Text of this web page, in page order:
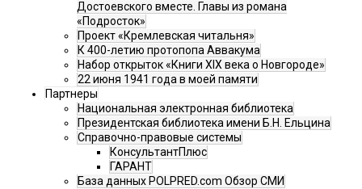
Достоевского вместе. Главы из романа
«Подросток»
Проект «Кремлевская читальня»
К 400-летию протопопа Аввакума
Набор открыток «Книги XIX века о Новгороде»
22 июня 1941 года в моей памяти
Партнеры
Национальная электронная библиотека
Президентская библиотека имени Б.Н. Ельцина
Справочно-правовые системы
КонсультантПлюс
ГАРАНТ
База данных POLPRED.com Обзор СМИ